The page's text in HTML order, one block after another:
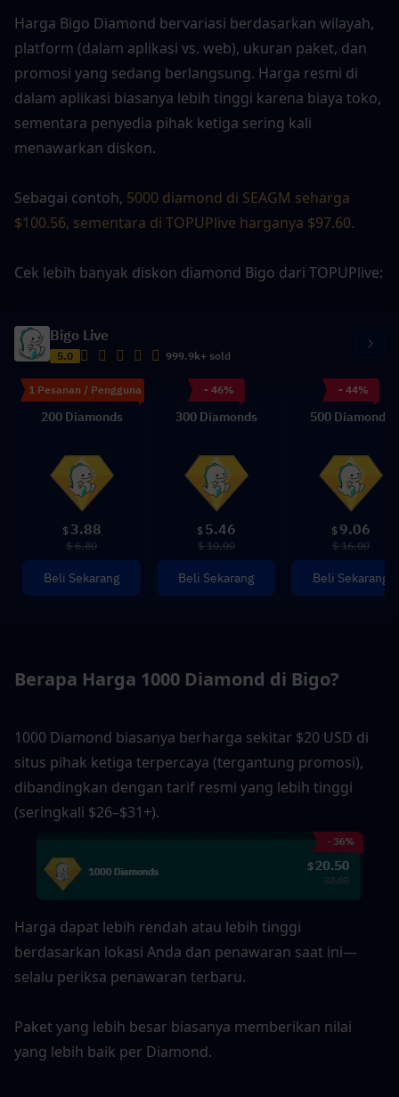
Harga Bigo Diamond bervariasi berdasarkan wilayah,
platform (dalam aplikasi vs. web), ukuran paket, dan
promosi yang sedang berlangsung. Harga resmi di
dalam aplikasi biasanya lebih tinggi karena biaya toko,
sementara penyedia pihak ketiga sering kali
menawarkan diskon.
Sebagai contoh, 5000 diamond di SEAGM seharga
$100.56, sementara di TOPUPlive harganya $97.60.
Bigo Live
5.0 999.9k+ sold
1 Pesanan / Pengguna
200 Diamonds
$ 3.88
$ 6.80
Beli Sekarang
- 46%
300 Diamonds
$ 5.46
$ 10.00
Beli Sekarang
- 44%
500 Diamonds
$ 9.06
$ 16.00
Beli Sekarang
Berapa Harga 1000 Diamond di Bigo?
1000 Diamond biasanya berharga sekitar $20 USD di
situs pihak ketiga terpercaya (tergantung promosi),
dibandingkan dengan tarif resmi yang lebih tinggi
(seringkali $26–$31+).
Harga dapat lebih rendah atau lebih tinggi
berdasarkan lokasi Anda dan penawaran saat ini—
selalu periksa penawaran terbaru.
Paket yang lebih besar biasanya memberikan nilai
yang lebih baik per Diamond.